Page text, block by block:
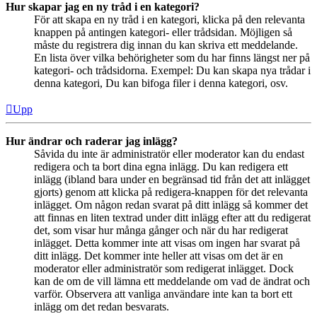
Hur skapar jag en ny tråd i en kategori?
För att skapa en ny tråd i en kategori, klicka på den relevanta
knappen på antingen kategori- eller trådsidan. Möjligen så
måste du registrera dig innan du kan skriva ett meddelande.
En lista över vilka behörigheter som du har finns längst ner på
kategori- och trådsidorna. Exempel: Du kan skapa nya trådar i
denna kategori, Du kan bifoga filer i denna kategori, osv.
Upp
Hur ändrar och raderar jag inlägg?
Såvida du inte är administratör eller moderator kan du endast
redigera och ta bort dina egna inlägg. Du kan redigera ett
inlägg (ibland bara under en begränsad tid från det att inlägget
gjorts) genom att klicka på redigera-knappen för det relevanta
inlägget. Om någon redan svarat på ditt inlägg så kommer det
att finnas en liten textrad under ditt inlägg efter att du redigerat
det, som visar hur många gånger och när du har redigerat
inlägget. Detta kommer inte att visas om ingen har svarat på
ditt inlägg. Det kommer inte heller att visas om det är en
moderator eller administratör som redigerat inlägget. Dock
kan de om de vill lämna ett meddelande om vad de ändrat och
varför. Observera att vanliga användare inte kan ta bort ett
inlägg om det redan besvarats.